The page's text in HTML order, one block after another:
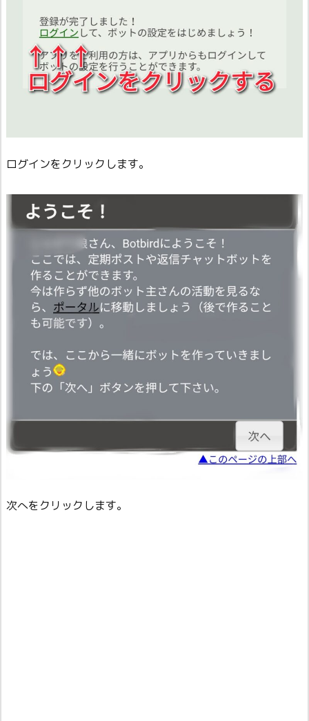
ログインをクリックします。
次へをクリックします。